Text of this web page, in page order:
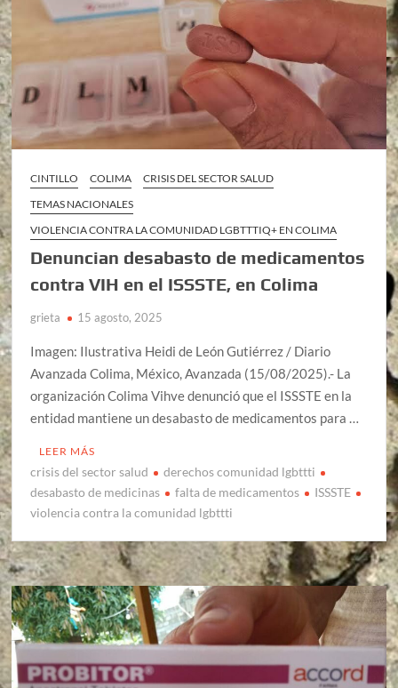
CINTILLO COLIMA
CRISIS DEL SECTOR SALUD
TEMAS NACIONALES
VIOLENCIA CONTRA LA COMUNIDAD LGBTTTIQ+ EN COLIMA
Denuncian desabasto de medicamentos
contra VIH en el ISSSTE, en Colima
grieta 15 agosto, 2025
Imagen: Ilustrativa Heidi de León Gutiérrez / Diario
Avanzada Colima, México, Avanzada (15/08/2025).- La
organización Colima Vihve denunció que el ISSSTE en la
entidad mantiene un desabasto de medicamentos para …
LEER MÁS
crisis del sector salud
derechos comunidad lgbttti
desabasto de medicinas
falta de medicamentos
ISSSTE
violencia contra la comunidad lgbttti